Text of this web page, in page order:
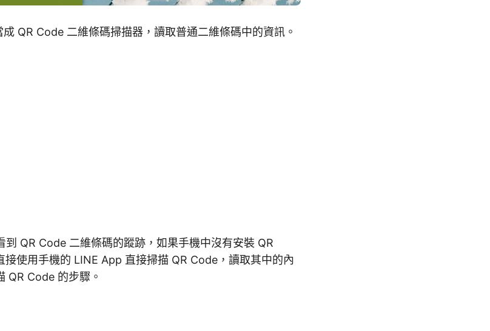
QR Code 二維條碼掃描器，讀取普通二維條碼中的資訊。
到 QR Code 二維條碼的蹤跡，如果手機中沒有安裝 QR
使用手機的 LINE App 直接掃描 QR Code，讀取其中的內
QR Code 的步驟。